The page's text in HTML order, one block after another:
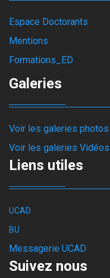
Espace Doctorants
Mentions
Formations_ED
Galeries
Voir les galeries photos
Voir les galeries Vidéos
Liens utiles
UCAD
BU
Messagerie UCAD
Suivez nous